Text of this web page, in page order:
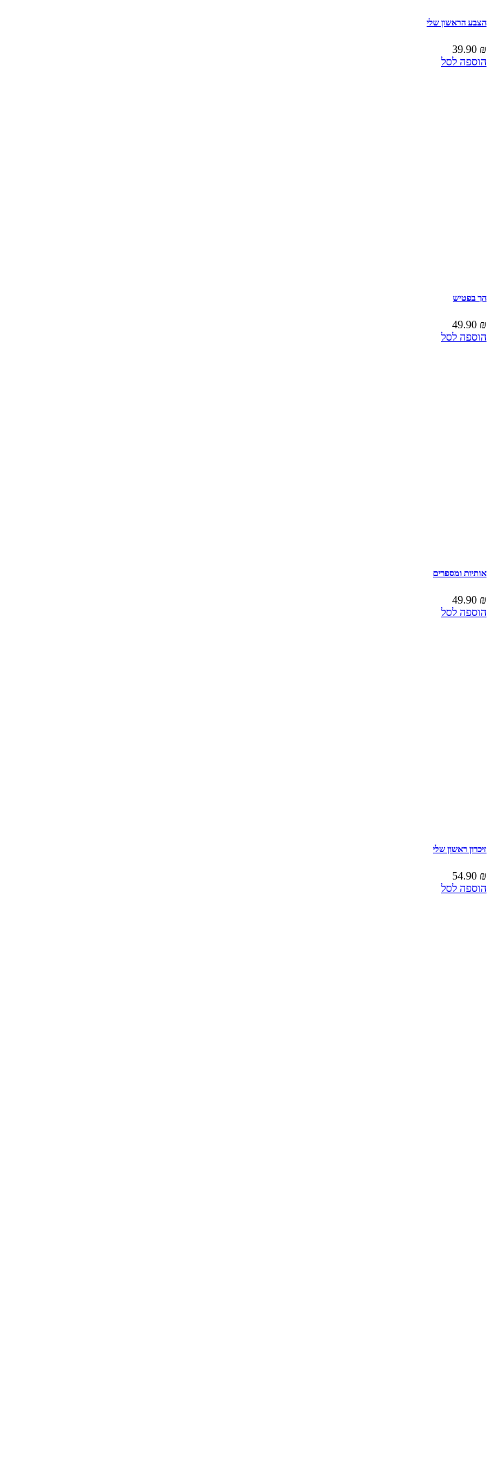
הצבע הראשון שלי
39.90 ₪
הוספה לסל
הך בפטיש
49.90 ₪
הוספה לסל
אותיות ומספרים
49.90 ₪
הוספה לסל
זיכרון ראשון שלי
54.90 ₪
הוספה לסל